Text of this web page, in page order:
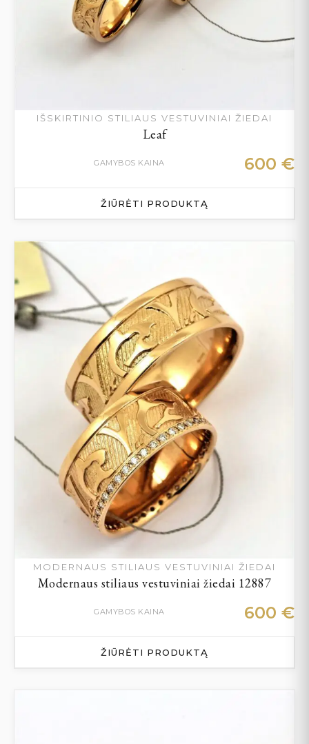
IŠSKIRTINIO STILIAUS VESTUVINIAI ŽIEDAI
Leaf
GAMYBOS KAINA 600 €
ŽIŪRĖTI PRODUKTĄ
MODERNAUS STILIAUS VESTUVINIAI ŽIEDAI
Modernaus stiliaus vestuviniai žiedai 12887
GAMYBOS KAINA 600 €
ŽIŪRĖTI PRODUKTĄ